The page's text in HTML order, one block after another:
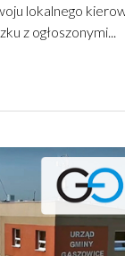
lokalnego
z ogłoszonymi...